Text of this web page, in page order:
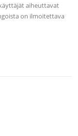
aiheuttavat
on ilmoitettava